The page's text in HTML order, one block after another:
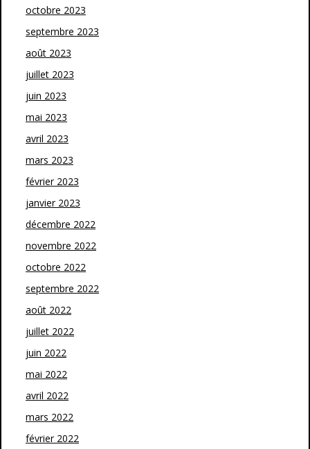
octobre 2023
septembre 2023
août 2023
juillet 2023
juin 2023
mai 2023
avril 2023
mars 2023
février 2023
janvier 2023
décembre 2022
novembre 2022
octobre 2022
septembre 2022
août 2022
juillet 2022
juin 2022
mai 2022
avril 2022
mars 2022
février 2022